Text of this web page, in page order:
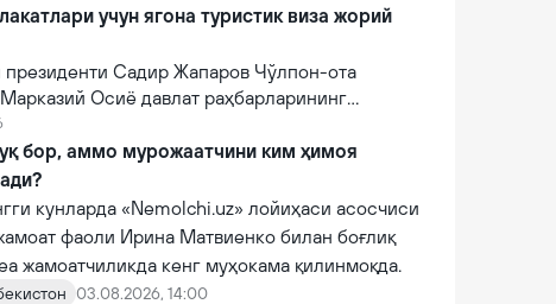
учун ягона туристик виза жорий
президенти Садир Жапаров Чўлпон-ота
Осиё давлат раҳбарларининг
маълум қилди.
бор, аммо мурожаатчини ким ҳимоя
кунларда «Nemolchi.uz» лойиҳаси асосчиси
фаоли Ирина Матвиенко билан боғлиқ
жамоатчиликда кенг муҳокама қилинмоқда.
03.08.2026, 14:00